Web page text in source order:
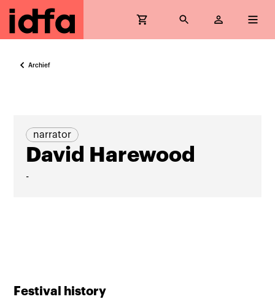
Archief
narrator
David Harewood
-
Festival history